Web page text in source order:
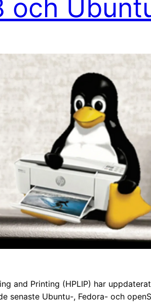
och
and Printing (HPLIP) har
senaste Ubuntu-, Fedora- och